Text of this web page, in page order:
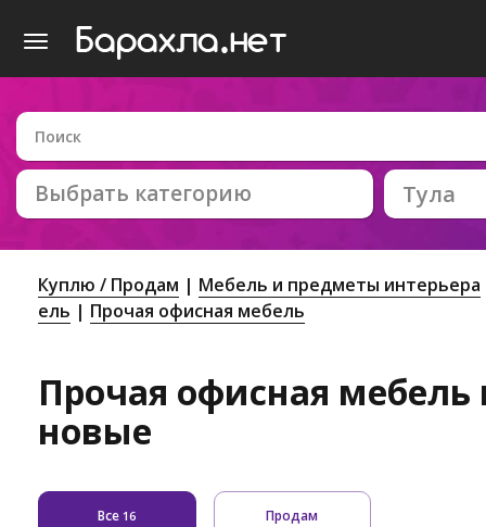
Выбрать категорию Тула
Куплю / Продам
Мебель и предметы интерьера
ель
Прочая офисная мебель
Прочая офисная мебель
новые
Все 16 Продам